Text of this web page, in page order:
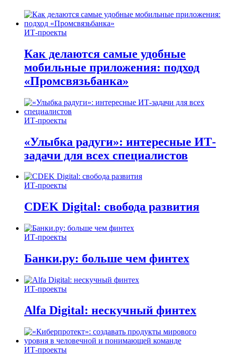
ИТ-проекты
Как делаются самые удобные
мобильные приложения: подход
«Промсвязьбанка»
ИТ-проекты
«Улыбка радуги»: интересные ИТ-
задачи для всех специалистов
ИТ-проекты
CDEK Digital: свобода развития
ИТ-проекты
Банки.ру: больше чем финтех
ИТ-проекты
Alfa Digital: нескучный финтех
ИТ-проекты